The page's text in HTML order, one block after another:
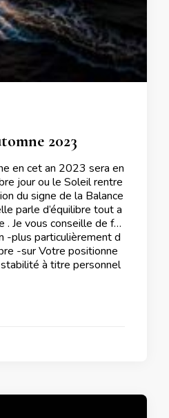
2023
en cet an 2023 sera en
jour ou le Soleil rentre
du signe de la Balance
parle d’équilibre tout a
Je vous conseille de foc
-plus particulièrement d
-sur Votre positionne
à titre personnel